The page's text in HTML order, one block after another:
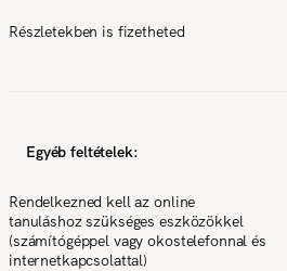
Részletekben is fizetheted
Egyéb feltételek:
Rendelkezned kell az online
tanuláshoz szükséges eszközökkel
(számítógéppel vagy okostelefonnal és
internetkapcsolattal)